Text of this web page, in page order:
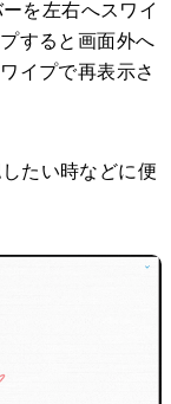
を左右へスワイ
すると画面外へ
イプで再表示さ
たい時などに便